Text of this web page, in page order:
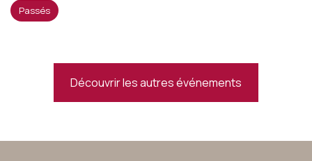
Passés
Découvrir les autres événements